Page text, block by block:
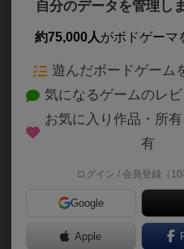
こんにちは。「らうんどとり
優しいボードゲームカフェ
自分のデータを管理し
約75,000人がボドゲーマ
遊んだボードゲーム
気になるゲームのレ
お気に入り作品・所
有
ログイン / 会員登録（10
Google
Apple